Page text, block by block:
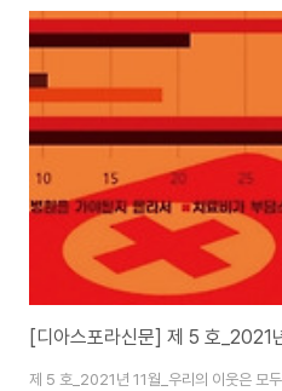
제 5 호_2021년 11월_우리의 이웃은 모